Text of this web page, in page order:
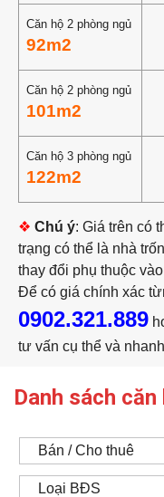
Căn hộ 2 phòng ngủ
92m2
Căn hộ 2 phòng ngủ
101m2
Căn hộ 3 phòng ngủ
122m2
❖ Chú ý: Giá trên có
trạng có thể là nhà
thay đổi phụ thuộc
Để có giá chính xác
0902.321.889
tư vấn cụ thể và
Danh sách
Bán / Cho thuê
Loại BĐS